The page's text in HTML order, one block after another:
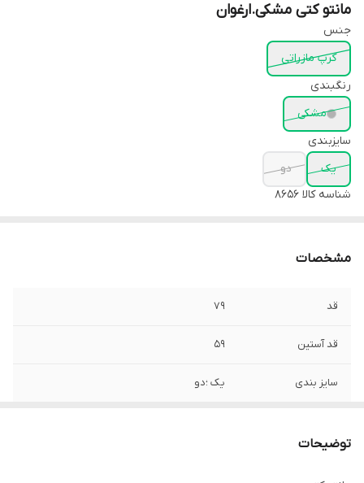
مانتو کتی مشکی.ارغوان
جنس
کرپ مازراتی
رنگبندی
مشکی
سایزبندی
یک
دو
شناسه کالا 8656
مشخصات
قد 79
قد آستین ۵۹
سایز بندی یک ؛دو
توضیحات